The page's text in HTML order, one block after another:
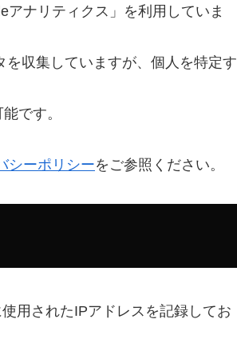
ナリティクス」を利用していま
収集していますが、個人を特定す
です。
シーポリシーをご参照ください。
用されたIPアドレスを記録してお